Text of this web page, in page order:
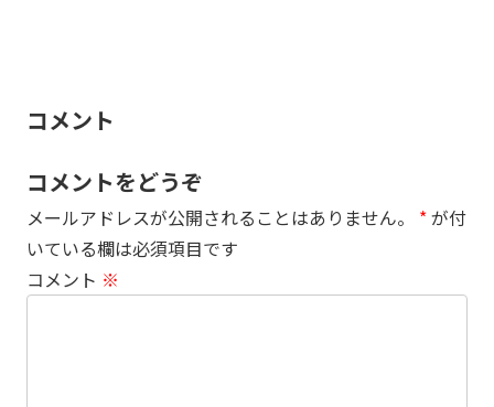
コメント
コメントをどうぞ
メールアドレスが公開されることはありません。 *が付
いている欄は必須項目です
コメント ※